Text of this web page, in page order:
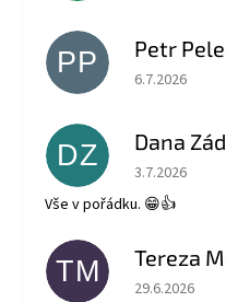
PP Petr
Hodnocení
6.7.2026
DZ Dana
Hodnocení
3.7.2026
Vše v pořádku. 😁👍
TM Tereza
Hodnocení
29.6.2026